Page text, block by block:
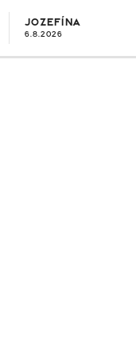
JOZEFÍNA
6.8.2026